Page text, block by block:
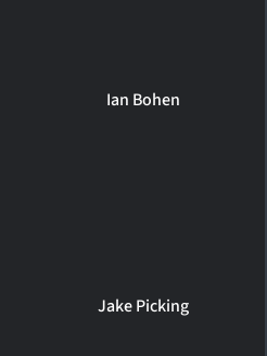
Ian Bohen
Jake Picking